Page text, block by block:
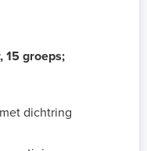
15 groeps;
dichtring